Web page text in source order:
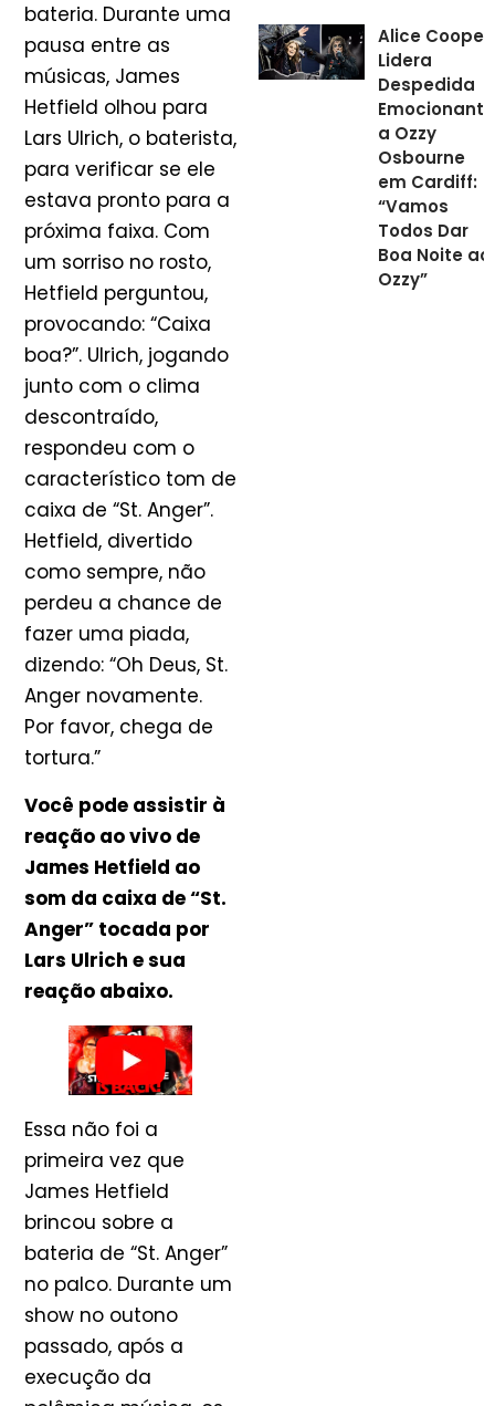
bateria. Durante uma
pausa entre as
músicas, James
Hetfield olhou para
Lars Ulrich, o baterista,
para verificar se ele
estava pronto para a
próxima faixa. Com
um sorriso no rosto,
Hetfield perguntou,
provocando: “Caixa
boa?”. Ulrich, jogando
junto com o clima
descontraído,
respondeu com o
característico tom de
caixa de “St. Anger”.
Hetfield, divertido
como sempre, não
perdeu a chance de
fazer uma piada,
dizendo: “Oh Deus, St.
Anger novamente.
Por favor, chega de
tortura.”
Você pode assistir à
reação ao vivo de
James Hetfield ao
som da caixa de “St.
Anger” tocada por
Lars Ulrich e sua
reação abaixo.
Essa não foi a
primeira vez que
James Hetfield
brincou sobre a
bateria de “St. Anger”
no palco. Durante um
show no outono
passado, após a
execução da
Alice Cooper
Lidera
Despedida
Emocionante
a Ozzy
Osbourne
em Cardiff:
“Vamos
Todos Dar
Boa Noite ao
Ozzy”